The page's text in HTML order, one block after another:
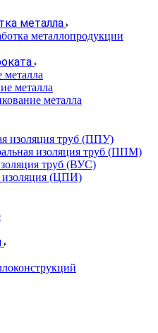
металла
металлопродукции
металла
металла
металла
изоляция труб (ППУ)
изоляция труб (ППМ)
труб (ВУС)
изоляция (ЦПИ)